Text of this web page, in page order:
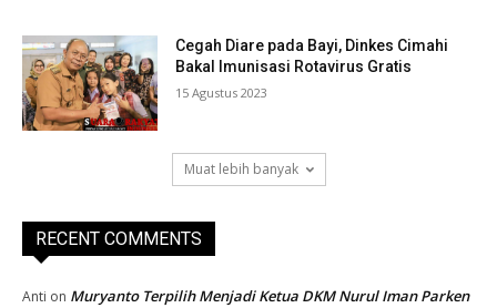
Cegah Diare pada Bayi, Dinkes Cimahi
Bakal Imunisasi Rotavirus Gratis
15 Agustus 2023
Muat lebih banyak
RECENT COMMENTS
Anti on Muryanto Terpilih Menjadi Ketua DKM Nurul Iman Parken